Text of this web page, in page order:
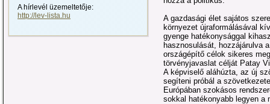
A hírlevél üzemeltetője:
http://lev-lista.hu
A gazdasági élet sajátos
környezet újraformálásával
gyenge hatékonysággal
hasznosulását, hozzájárulva
országépítő célok sikeres
törvényjavaslat célját Patay
A képviselő aláhúzta, az új
segíteni próbál a
Európában szokásos
sokkal hatékonyabb legyen a